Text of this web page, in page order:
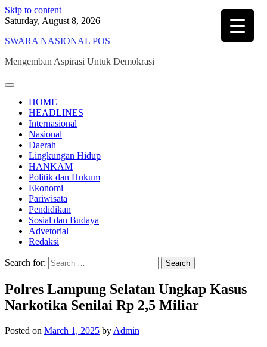
Skip to content
Saturday, August 8, 2026
SWARA NASIONAL POS
Mengemban Aspirasi Untuk Demokrasi
HOME
HEADLINES
Internasional
Nasional
Daerah
Lingkungan Hidup
HANKAM
Politik dan Hukum
Ekonomi
Pariwisata
Pendidikan
Sosial dan Budaya
Advetorial
Redaksi
Search for:
Polres Lampung Selatan Ungkap Kasus
Narkotika Senilai Rp 2,5 Miliar
Posted on March 1, 2025 by Admin